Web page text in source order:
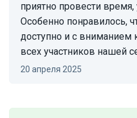
приятно провести время,
Особенно понравилось,
доступно и с вниманием
всех участников нашей
20 апреля 2025